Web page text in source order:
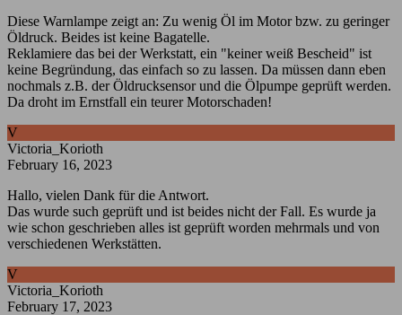
Diese Warnlampe zeigt an: Zu wenig Öl im Motor bzw. zu geringer
Öldruck. Beides ist keine Bagatelle.
Reklamiere das bei der Werkstatt, ein "keiner weiß Bescheid" ist
keine Begründung, das einfach so zu lassen. Da müssen dann eben
nochmals z.B. der Öldrucksensor und die Ölpumpe geprüft werden.
Da droht im Ernstfall ein teurer Motorschaden!
V
Victoria_Korioth
February 16, 2023
Hallo, vielen Dank für die Antwort.
Das wurde such geprüft und ist beides nicht der Fall. Es wurde ja
wie schon geschrieben alles ist geprüft worden mehrmals und von
verschiedenen Werkstätten.
V
Victoria_Korioth
February 17, 2023